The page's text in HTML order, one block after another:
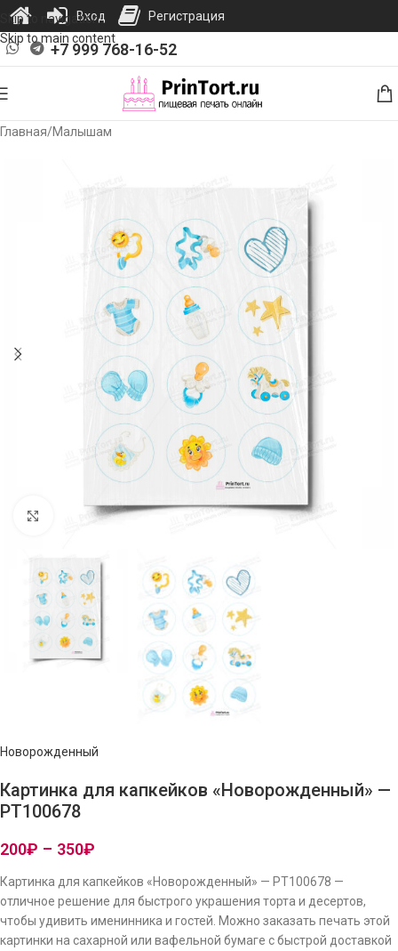
Skip to navigation
Skip to main content
+7 999 768-16-52
Главная/Малышам
Нажмите, чтобы увеличить изображение
Новорожденный
Картинка для капкейков «Новорожденный» —
PT100678
200₽ – 350₽
Картинка для капкейков «Новорожденный» — PT100678 —
отличное решение для быстрого украшения торта и десертов,
чтобы удивить именинника и гостей. Можно заказать печать этой
картинки на сахарной или вафельной бумаге с быстрой доставкой
Вход Регистрация